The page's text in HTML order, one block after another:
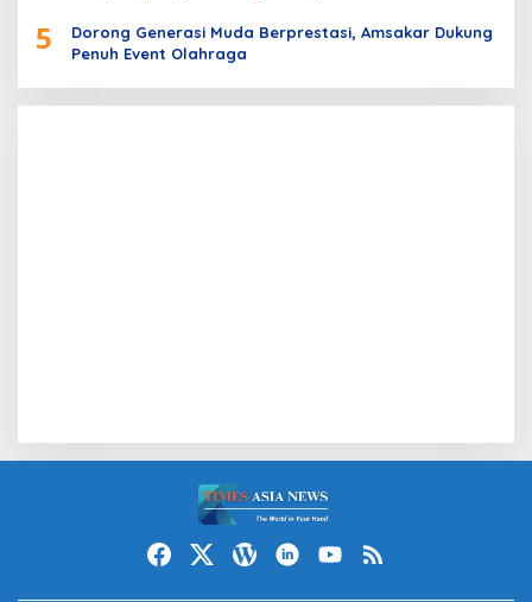
5
Dorong Generasi Muda Berprestasi, Amsakar Dukung
Penuh Event Olahraga